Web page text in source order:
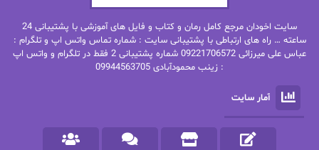
بیتا فرخی
پاتریشیا ویلسون پرتو فرهمند
پرستو اسحقی
پرستو مهاجر
پرهام رسولی
سایت اخودان مرجع کامل رمان و کتاب و فایل های آموزشی با پشتیبانی 24
ساعته … راه های ارتباطی با پشتیبانی سایت : شماره تماس واتس اپ و تلگرام :
عباس علی میرزائی 09221706572 شماره پشتیبانی 2 فقط در تلگرام و واتس اپ
: زینب محمودآبادی 09944563705
آمار سایت